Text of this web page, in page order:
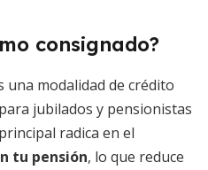
consignado?
una modalidad de crédito
jubilados y pensionistas
radica en el
tu pensión, lo que reduce